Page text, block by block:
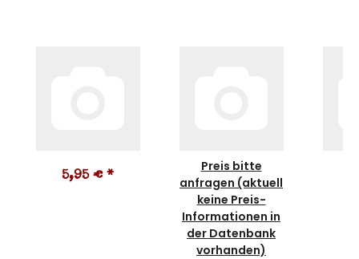
5,95 € *
Preis bitte
anfragen (aktuell
keine Preis-
Informationen in
der Datenbank
vorhanden)